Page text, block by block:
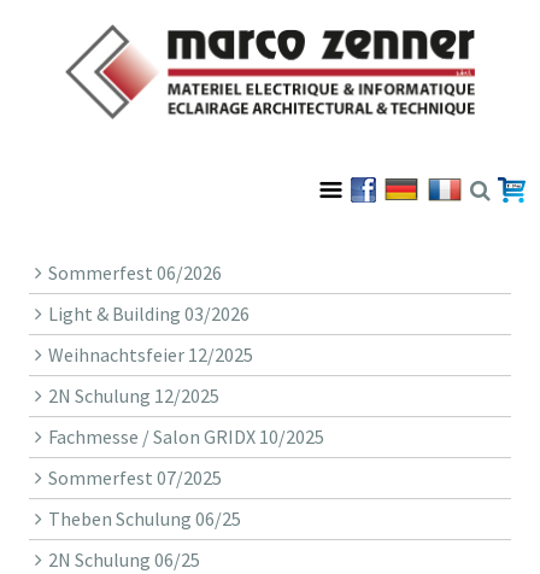
Sommerfest 06/2026
Light & Building 03/2026
Weihnachtsfeier 12/2025
2N Schulung 12/2025
Fachmesse / Salon GRIDX 10/2025
Sommerfest 07/2025
Theben Schulung 06/25
2N Schulung 06/25